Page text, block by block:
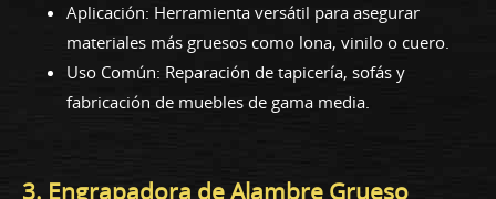
Aplicación: Herramienta versátil para asegurar
materiales más gruesos como lona, vinilo o cuero.
Uso Común: Reparación de tapicería, sofás y
fabricación de muebles de gama media.
3. Engrapadora de Alambre Grueso